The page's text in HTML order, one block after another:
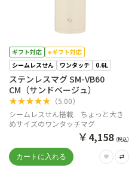
ギフト対応
eギフト対応
シームレスせん
ワンタッチ 0.6L
ステンレスマグ SM-VB60
CM（サンドベージュ）
★★★★★（5.00）
シームレスせん搭載 ちょっと大き
めサイズのワンタッチマグ
￥4,158 (税込)